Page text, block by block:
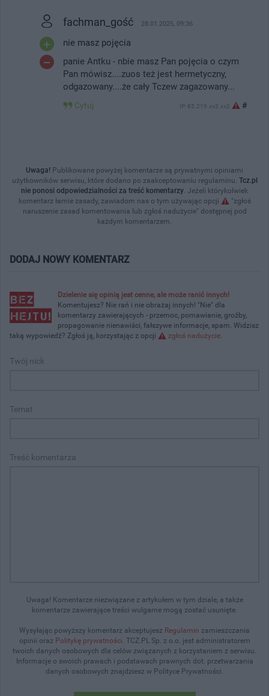
fachman_gość 28.01.2025, 09:36
nie masz pojęcia
panie Antku - nbie masz Pan pojęcia o czym
Pan mówisz....zuos też jest hermetyczny,
odgazowany....że cały Tczew zagazowany...
Cytuj IP: 85.219.xx3.xx2 #
Uwaga! Publikowane powyżej komentarze są prywatnymi opiniami
użytkowników serwisu, które dodano po zaakceptowaniu regulaminu. Tcz.pl
nie ponosi odpowiedzialności za treść komentarzy. Jeżeli którykolwiek
komentarz łamie zasady, zawiadom nas o tym używając opcji
"zgłoś
naruszenie zasad komentowania lub zgłoś nadużycie" dostępnej pod
każdym komentarzem.
DODAJ NOWY KOMENTARZ
Dzielenie się opinią jest cenne, ale może ranić innych!
Komentujesz? Nie rań i nie obrażaj innych! "Nie" dla
komentarzy zawierających - przemoc, pomawianie, groźby,
propagowanie nienawiści, fałszywe informacje, spam. Widzisz
taką wypowiedź? Zgłoś ją, korzystając z opcji
zgłoś nadużycie.
Twój nick
Temat
Treść komentarza
Uwaga! Komentarze niezwiązane z artykułem w tym dziale, a także
komentarze zawierające treści wulgarne mogą zostać usunięte.
Wysyłając powyższy komentarz akceptujesz Regulamin zamieszczania
opinii oraz Politykę prywatności. TCZ.PL Sp. z o.o. jest administratorem
twoich danych osobowych dla celów związanych z korzystaniem z serwisu.
Informacje o swoich prawach i podstawach prawnych dot. przetwarzania
danych osobowych znajdziesz w Polityce Prywatności.